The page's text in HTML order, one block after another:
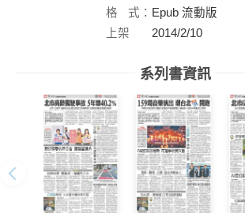
格
式： Epub 流動版
上架
2014/2/10
系列書資訊